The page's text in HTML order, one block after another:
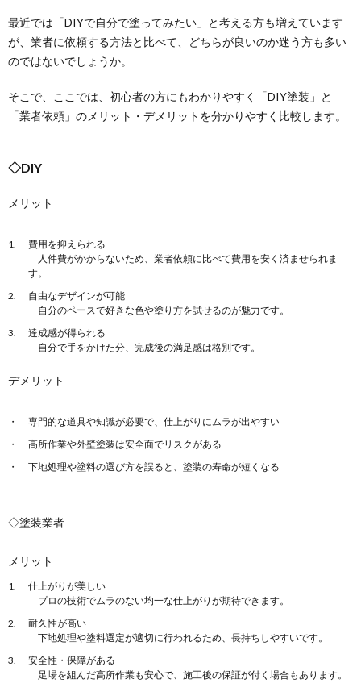
最近では「DIYで自分で塗ってみたい」と考える方も増えています
が、業者に依頼する方法と比べて、どちらが良いのか迷う方も多い
のではないでしょうか。
そこで、ここでは、初心者の方にもわかりやすく「DIY塗装」と
「業者依頼」のメリット・デメリットを分かりやすく比較します。
◇DIY
メリット
費用を抑えられる
人件費がかからないため、業者依頼に比べて費用を安く済ませられま
す。
自由なデザインが可能
自分のペースで好きな色や塗り方を試せるのが魅力です。
達成感が得られる
自分で手をかけた分、完成後の満足感は格別です。
デメリット
専門的な道具や知識が必要で、仕上がりにムラが出やすい
高所作業や外壁塗装は安全面でリスクがある
下地処理や塗料の選び方を誤ると、塗装の寿命が短くなる
◇塗装業者
メリット
仕上がりが美しい
プロの技術でムラのない均一な仕上がりが期待できます。
耐久性が高い
下地処理や塗料選定が適切に行われるため、長持ちしやすいです。
安全性・保障がある
足場を組んだ高所作業も安心で、施工後の保証が付く場合もあります。